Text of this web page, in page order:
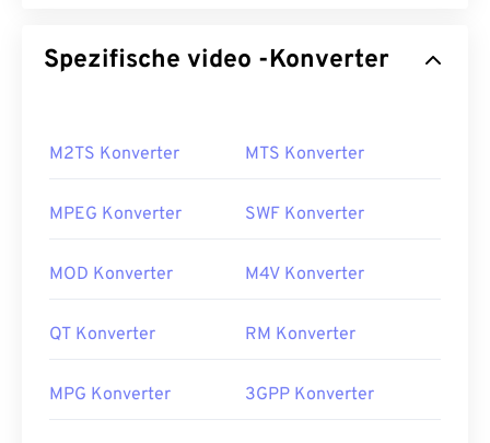
Spezifische video -Konverter
M2TS Konverter MTS Konverter
MPEG Konverter SWF Konverter
MOD Konverter M4V Konverter
QT Konverter RM Konverter
MPG Konverter 3GPP Konverter